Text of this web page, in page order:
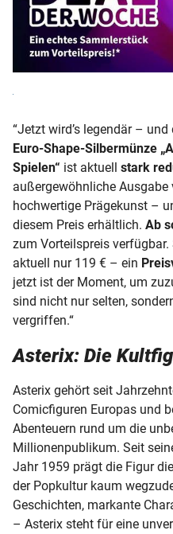
“Jetzt wird’s legendär –
Euro‑Shape‑Silbermünze
Spielen“ ist aktuell stark
außergewöhnliche
hochwertige Prägekunst –
diesem Preis erhältlich. Ab
zum Vorteilspreis
aktuell nur 119 € – ein
jetzt ist der Moment, um
sind nicht nur selten,
vergriffen.“
Asterix: Die
Asterix gehört seit
Comicfiguren Europas und
Abenteuern rund um die
Millionenpublikum. Seit
Jahr 1959 prägt die Figur
der Popkultur kaum
Geschichten, markante
– Asterix steht für eine